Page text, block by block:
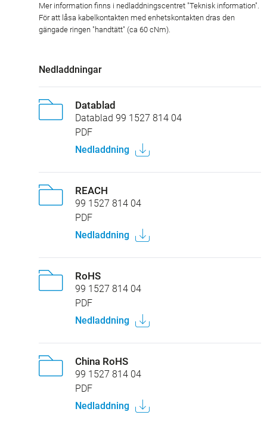
Mer information finns i nedladdningscentret "Teknisk information".
För att låsa kabelkontakten med enhetskontakten dras den
gängade ringen "handtätt" (ca 60 cNm).
Nedladdningar
Datablad
Datablad 99 1527 814 04
PDF
Nedladdning
REACH
99 1527 814 04
PDF
Nedladdning
RoHS
99 1527 814 04
PDF
Nedladdning
China RoHS
99 1527 814 04
PDF
Nedladdning